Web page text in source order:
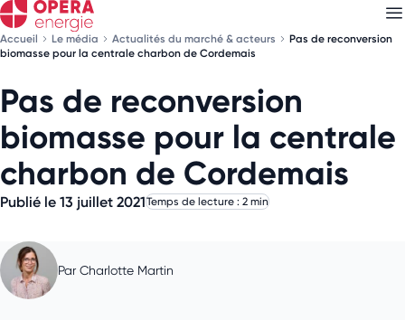
Accueil Le média Actualités du marché & acteurs
Pas de reconversion
biomasse pour la centrale charbon de Cordemais
Pas de reconversion
biomasse pour la centrale
charbon de Cordemais
Publié le 13 juillet 2021Temps de lecture : 2 min
Par Charlotte Martin
Découvrez nosnewsletters
Choisissez les newsletters qui vous intéressent